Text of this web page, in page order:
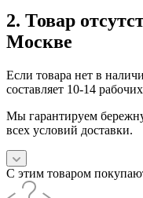
2. Товар
Москве
Если товара нет в
составляет 10-14
Мы гарантируем
всех условий доставки.
С этим товаром